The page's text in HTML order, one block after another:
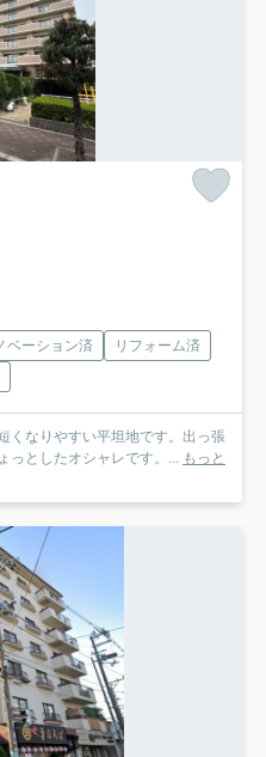
ベーション済
リフォーム済
くなりやすい平坦地です。出っ張
っとしたオシャレです。...
もっと